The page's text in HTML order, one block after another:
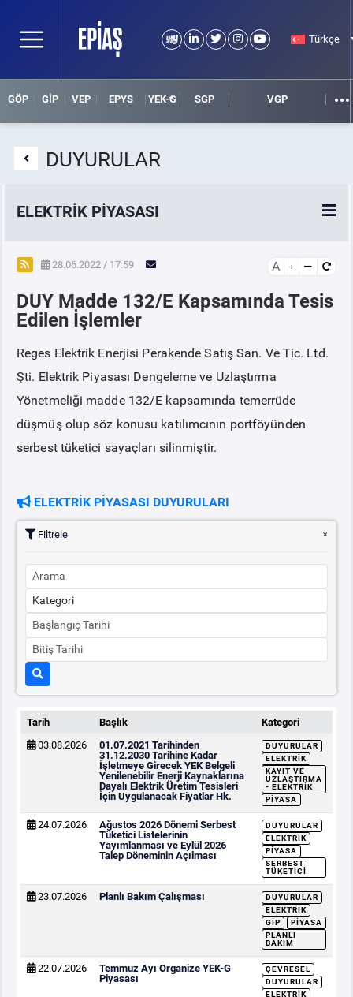
Türkçe
GÖP GİP VEP EPYS YEK-G SGP VGP
DUYURULAR
ELEKTRİK PİYASASI
SPOT ELEKTRİK PİYASALARI
ÖRNEK FİNANS BELGELERİ
VADELİ ELEKTRİK PİYASASI
PİYASAKAYITSÜRECİ
SERBEST TÜKETİCİ
TEMİNAT
BÜLTENLER
DUYURULAR
BT HİZMET YÖNETİM SİSTEMİ POLİTİKAMIZ
28.06.2022 / 17:59 A
DUY Madde 132/E Kapsamında Tesis
Edilen İşlemler
Reges Elektrik Enerjisi Perakende Satış San. Ve Tic. Ltd.
Şti. Elektrik Piyasası Dengeleme ve Uzlaştırma
Yönetmeliği madde 132/E kapsamında temerrüde
düşmüş olup söz konusu katılımcının portföyünden
serbest tüketici sayaçları silinmiştir.
ELEKTRİK PİYASASI DUYURULARI
Filtrele
Tarih Başlık
Kategori
03.08.2026
01.07.2021 Tarihinden
31.12.2030 Tarihine Kadar
İşletmeye Girecek YEK Belgeli
Yenilenebilir Enerji Kaynaklarına
Dayalı Elektrik Üretim Tesisleri
İçin Uygulanacak Fiyatlar Hk.
DUYURULAR
ELEKTRIK
KAYIT VE
UZLAŞTIRMA
- ELEKTRIK
PIYASA
24.07.2026
Ağustos 2026 Dönemi Serbest
Tüketici Listelerinin
Yayımlanması ve Eylül 2026
Talep Döneminin Açılması
DUYURULAR
ELEKTRIK
PIYASA
SERBEST
TÜKETICI
23.07.2026 Planlı Bakım Çalışması
DUYURULAR
ELEKTRIK
GİP
PIYASA
PLANLI
BAKIM
22.07.2026
Temmuz Ayı Organize YEK-G
Piyasası
ÇEVRESEL
DUYURULAR
ELEKTRIK